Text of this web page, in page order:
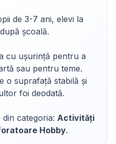
de 3-7 ani, elevi la
școală.
cu ușurință pentru a
sau pentru teme.
o suprafață stabilă și
foi deodată.
categoria: Activități
Hobby.